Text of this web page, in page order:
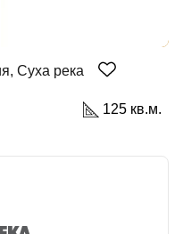
Суха река
125 кв.м.